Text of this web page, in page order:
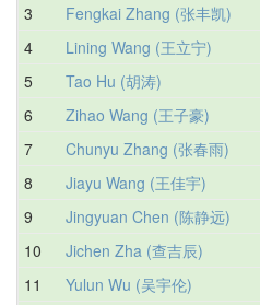
3 Fengkai Zhang (张丰凯)
4 Lining Wang (王立宁)
5 Tao Hu (胡涛)
6 Zihao Wang (王子豪)
7 Chunyu Zhang (张春雨)
8 Jiayu Wang (王佳宇)
9 Jingyuan Chen (陈静远)
10 Jichen Zha (查吉辰)
11 Yulun Wu (吴宇伦)